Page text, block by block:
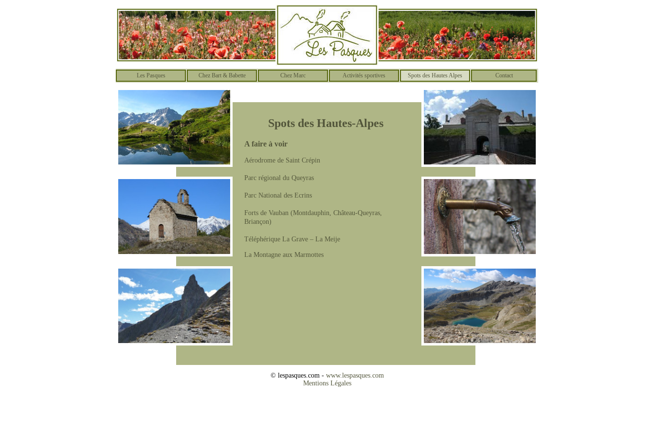
Les Pasques Chez Bart & Babette Chez Marc Activités sportives Spots des Hautes Alpes Contact
Spots des Hautes-Alpes
A faire à voir
Aérodrome de Saint Crépin
Parc régional du Queyras
Parc National des Ecrins
Forts de Vauban (Montdauphin, Château-Queyras,
Briançon)
Téléphérique La Grave – La Meije
La Montagne aux Marmottes
© lespasques.com - www.lespasques.com
Mentions Légales